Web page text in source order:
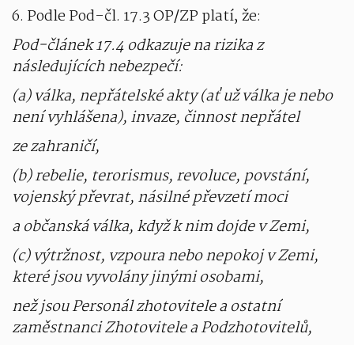
6. Podle Pod-čl. 17.3 OP/ZP platí, že:
Pod-článek 17.4 odkazuje na rizika z
následujících nebezpečí:
(a) válka, nepřátelské akty (ať už válka je nebo
není vyhlášena), invaze, činnost nepřátel
ze zahraničí,
(b) rebelie, terorismus, revoluce, povstání,
vojenský převrat, násilné převzetí moci
a občanská válka, když k nim dojde v Zemi,
(c) výtržnost, vzpoura nebo nepokoj v Zemi,
které jsou vyvolány jinými osobami,
než jsou Personál zhotovitele a ostatní
zaměstnanci Zhotovitele a Podzhotovitelů,